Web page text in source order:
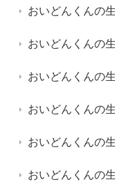
おいどんくんの
おいどんくんの
おいどんくんの
おいどんくんの
おいどんくんの
おいどんくんの